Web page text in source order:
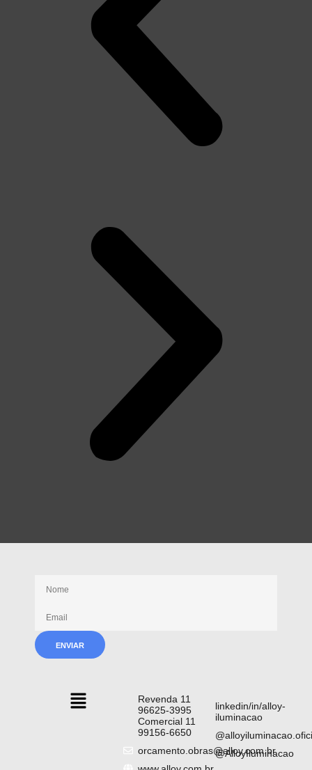
Revenda 11
96625-3995
Comercial 11
99156-6650
orcamento.obras@alloy.com.br
linkedin/in/alloy-
iluminacao
@AlloyIluminacao